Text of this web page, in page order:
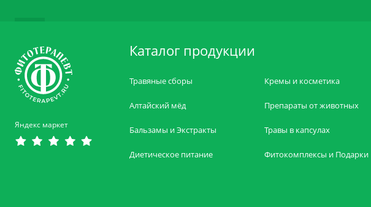
Яндекс маркет
Каталог продукции
Травяные сборы
Алтайский мёд
Бальзамы и Экстракты
Диетическое питание
Кремы и косметика
Препараты от животных
Травы в капсулах
Фитокомплексы и Подарки